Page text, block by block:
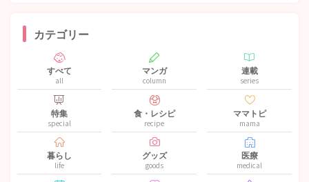
カテゴリー
すべて
all
マンガ
column
連載
series
特集
special
食・レシピ
recipe
ママトピ
mama
暮らし
life
グッズ
goods
医療
medical